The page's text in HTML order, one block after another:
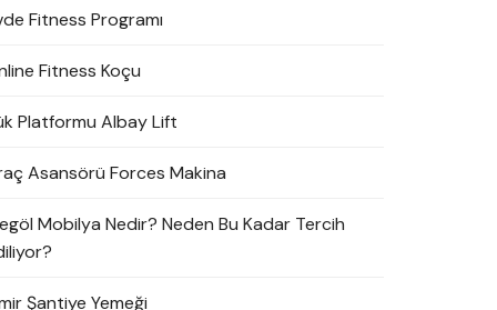
Fitness Programı
Fitness Koçu
Platformu Albay Lift
Asansörü Forces Makina
Mobilya Nedir? Neden Bu Kadar Tercih
Şantiye Yemeği